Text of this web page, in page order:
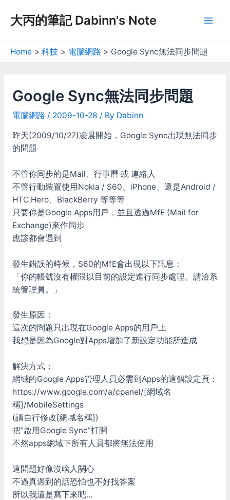
大丙的筆記 Dabinn's Note
Home 科技 電腦網路 Google Sync無法同步問題
Google Sync無法同步問題
電腦網路 / 2009-10-28 / By Dabinn
昨天(2009/10/27)凌晨開始，Google Sync出現無法同步
的問題
不管你同步的是Mail、行事曆 或 連絡人
不管行動裝置使用Nokia / S60、iPhone、還是Android /
HTC Hero、BlackBerry 等等等
只要你是Google Apps用戶，並且透過MfE (Mail for
Exchange)來作同步
應該都會遇到
發生錯誤的時候，S60的MfE會出現以下訊息：
「你的帳號沒有權限以目前的設定進行同步處理。請洽系
統管理員。」
發生原因：
這次的問題只出現在Google Apps的用戶上
我想是因為Google對Apps增加了新設定功能所造成
解決方式：
網域的Google Apps管理人員必需到Apps的這個設定頁：
https://www.google.com/a/cpanel/[網域名
稱]/MobileSettings
(請自行修改[網域名稱])
把”啟用Google Sync”打開
不然apps網域下所有人員都將無法使用
這問題好像沒啥人關心
不過真遇到的話恐怕也不好找答案
所以我還是寫下來吧…